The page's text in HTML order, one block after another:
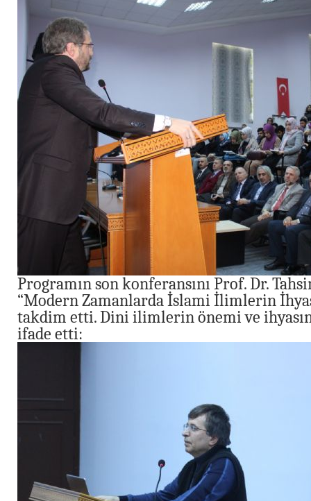
Programın son konferansını Prof. Dr.
“Modern Zamanlarda İslami İlimlerin
takdim etti. Dini ilimlerin önemi ve
ifade etti: